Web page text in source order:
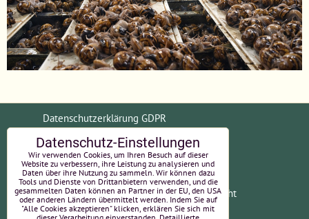
Datenschutzerklärung GDPR
Allgemeine Geschäftsbedingungen (AGB)
Zahlungsinformationen
Widerrufsrecht
Datenschutz-Einstellungen
Wir verwenden Cookies, um Ihren Besuch auf dieser
Website zu verbessern, ihre Leistung zu analysieren und
Daten über ihre Nutzung zu sammeln. Wir können dazu
Tools und Dienste von Drittanbietern verwenden, und die
gesammelten Daten können an Partner in der EU, den USA
oder anderen Ländern übermittelt werden. Indem Sie auf
"Alle Cookies akzeptieren" klicken, erklären Sie sich mit